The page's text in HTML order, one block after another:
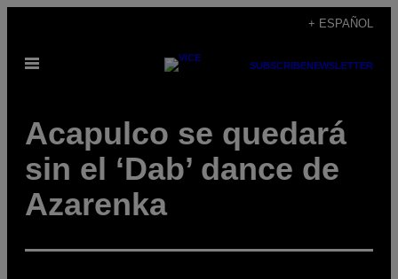
contenido
+ ESPAÑOL
Abrir
SUBSCRIBENEWSLETTER
Acapulco se quedará
sin el ‘Dab’ dance de
Azarenka